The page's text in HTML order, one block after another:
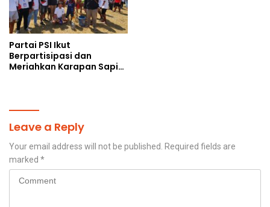
Partai PSI Ikut
Berpartisipasi dan
Meriahkan Karapan Sapi
Leave a Reply
Your email address will not be published.
Required fields are
marked *